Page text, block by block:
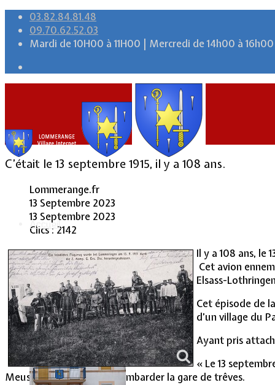
03.82.84.81.48
09.70.62.52.03
Mardi de 10H00 à 11H00 | Mercredi de 14h00 à
Accueil
Vie Municipale
C’était le 13 septembre 1915, il y a 108 ans.
Lommerange.fr
13 Septembre 2023
13 Septembre 2023
Clics : 2142
Il y a 108 ans, le
Cet avion
Elsass-
Cet épisode de
d’un village du
Ayant pris
« Le 13
Meuse, avec mission de bombarder la gare de trêves.